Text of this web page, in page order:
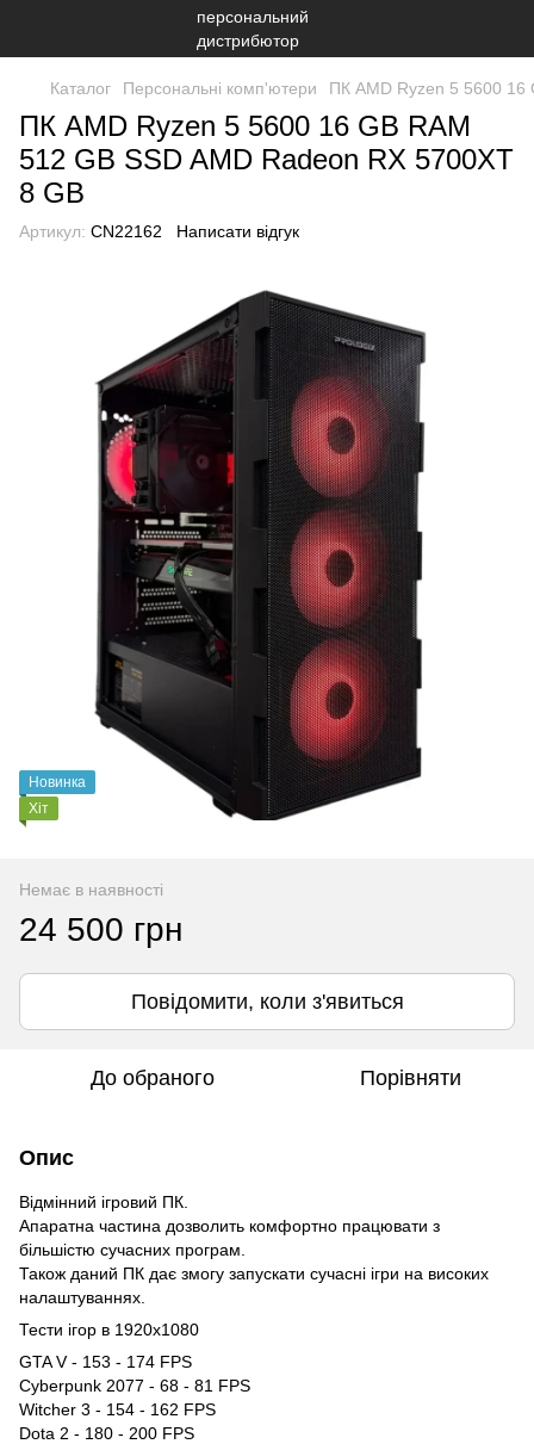
Каталог Персональні комп'ютери ПК AMD Ryzen 5 5600 16
ПК AMD Ryzen 5 5600 16 GB RAM
512 GB SSD AMD Radeon RX 5700XT
8 GB
Артикул: CN22162 Написати відгук
Новинка
Хіт
Немає в наявності
24 500 грн
Повідомити, коли з'явиться
До обраного Порівняти
Опис
Відмінний ігровий ПК.
Апаратна частина дозволить комфортно працювати з
більшістю сучасних програм.
Також даний ПК дає змогу запускати сучасні ігри на високих
налаштуваннях.
Тести ігор в 1920x1080
GTA V - 153 - 174 FPS
Cyberpunk 2077 - 68 - 81 FPS
Witcher 3 - 154 - 162 FPS
Dota 2 - 180 - 200 FPS